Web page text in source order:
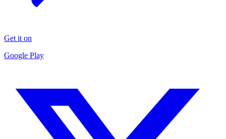
Get it on
Google Play